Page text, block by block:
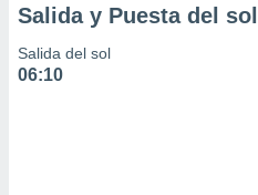
Salida y Puesta del sol
Salida del sol
06:10